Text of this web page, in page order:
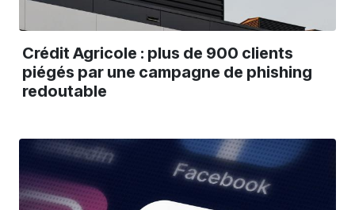
Crédit Agricole : plus de 900 clients
piégés par une campagne de phishing
redoutable